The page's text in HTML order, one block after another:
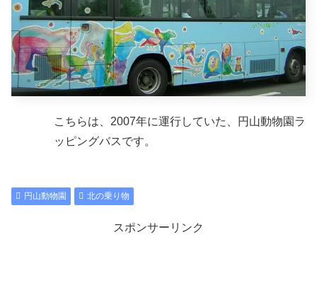
こちらは、2007年に運行していた、円山動物園ラ
ッピングバスです。
円山動物園 北の乗り物
スポンサーリンク